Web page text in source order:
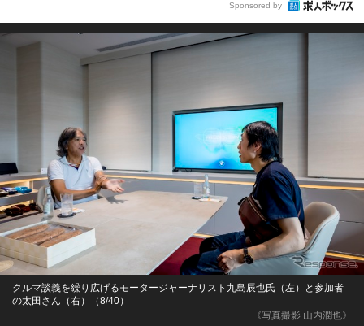
Sponsored by
《写真撮影 山内潤也》
クルマ談義を繰り広げるモータージャーナリスト九島辰也氏（左）と参加者
の太田さん（右）（8/40）